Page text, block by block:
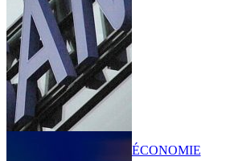
ÉCONOMIE